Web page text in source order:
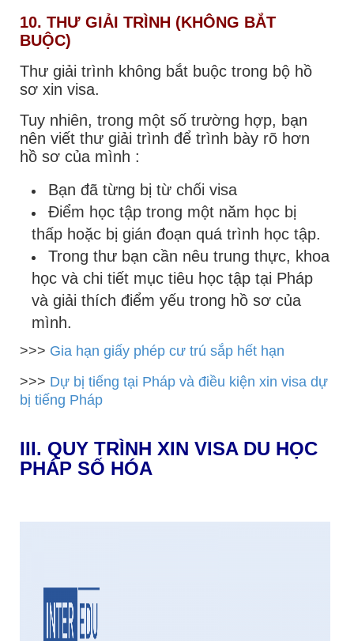
10. THƯ GIẢI TRÌNH (KHÔNG BẮT
BUỘC)
Thư giải trình không bắt buộc trong bộ hồ
sơ xin visa.
Tuy nhiên, trong một số trường hợp, bạn
nên viết thư giải trình để trình bày rõ hơn
hồ sơ của mình :
Bạn đã từng bị từ chối visa
Điểm học tập trong một năm học bị
thấp hoặc bị gián đoạn quá trình học tập.
Trong thư bạn cần nêu trung thực, khoa
học và chi tiết mục tiêu học tập tại Pháp
và giải thích điểm yếu trong hồ sơ của
mình.
>>> Gia hạn giấy phép cư trú sắp hết hạn
>>> Dự bị tiếng tại Pháp và điều kiện xin visa dự
bị tiếng Pháp
III. QUY TRÌNH XIN VISA DU HỌC
PHÁP SỐ HÓA